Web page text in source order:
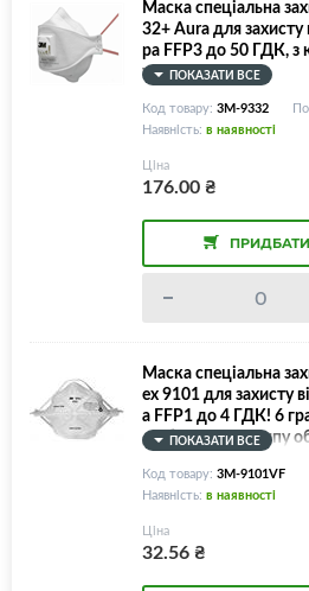
Маска спеціальна
32+ Aura для
ра FFP3 до 50 ГДК, з
w! ПОКАЗАТИ ВСЕ
Код товару: 3M-9332
Наявність: в наявності
Ціна
176.00₴
ПРИДБАТИ
Маска спеціальна
ex 9101 для захисту
а FFP1 до 4 ГДК! 6
до будь-якого типу
ПОКАЗАТИ ВСЕ
Код товару: 3M-9101VF
Наявність: в наявності
Ціна
32.56₴